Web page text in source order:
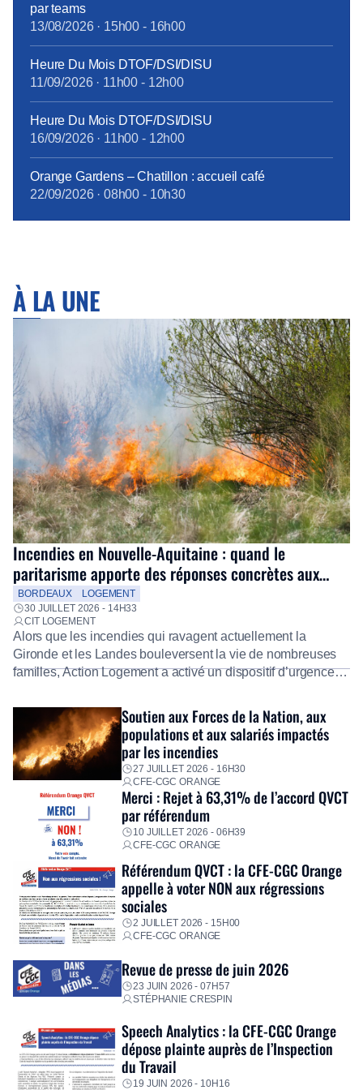
par teams
13/08/2026· 15h00 - 16h00
Heure Du Mois DTOF/DSI/DISU
11/09/2026· 11h00 - 12h00
Heure Du Mois DTOF/DSI/DISU
16/09/2026· 11h00 - 12h00
Orange Gardens – Chatillon : accueil café
22/09/2026· 08h00 - 10h30
À LA UNE
Incendies en Nouvelle-Aquitaine : quand le
paritarisme apporte des réponses concrètes aux
salariés
BORDEAUX
LOGEMENT
30 JUILLET 2026 - 14H33
CIT LOGEMENT
Alors que les incendies qui ravagent actuellement la
Gironde et les Landes bouleversent la vie de nombreuses
familles, Action Logement a activé un dispositif d’urgence
Fidèle à sa mission d’utilité sociale, le Groupe mobilise
immédiatement ses équipes afin de proposer un diagnostic
personnalisé, des aides financières pour faire face aux
premières dépenses, […]
Soutien aux Forces de la Nation, aux
populations et aux salariés impactés
par les incendies
27 JUILLET 2026 - 16H30
CFE-CGC ORANGE
Merci : Rejet à 63,31% de l’accord QVCT
par référendum
10 JUILLET 2026 - 06H39
CFE-CGC ORANGE
Référendum QVCT : la CFE-CGC Orange
appelle à voter NON aux régressions
sociales
2 JUILLET 2026 - 15H00
CFE-CGC ORANGE
Revue de presse de juin 2026
23 JUIN 2026 - 07H57
STÉPHANIE CRESPIN
Speech Analytics : la CFE-CGC Orange
dépose plainte auprès de l’Inspection
du Travail
19 JUIN 2026 - 10H16